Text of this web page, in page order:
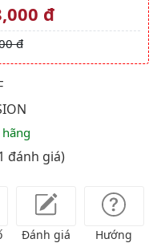
đ
đ
đánh giá)
Đánh giá
Hướng